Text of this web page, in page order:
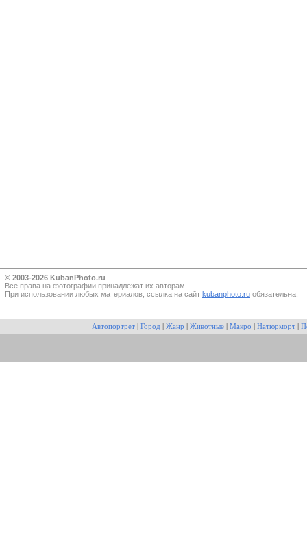
© 2003-2026 KubanPhoto.ru
Все прaва на фотографии принадлежат их авторам.
При использовании любых материалов, ссылка на сайт kubanphoto.ru обязательна.
Автопортрет Город Жанр Животные Макро Натюрморт